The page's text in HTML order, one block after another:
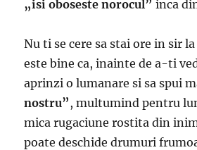
„isi oboseste norocul” inca
Nu ti se cere sa stai ore in sir
este bine ca, inainte de a-ti
aprinzi o lumanare si sa spui
nostru” , multumind pentru
mica rugaciune rostita din
poate deschide drumuri